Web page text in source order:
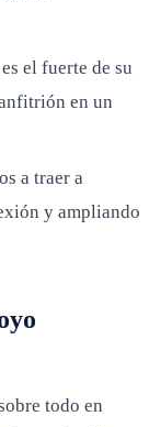
el fuerte de su
en un
a traer a
y ampliando
todo en